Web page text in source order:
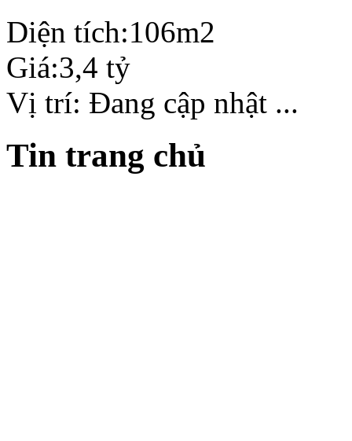
Diện tích:106m2
Giá:3,4 tỷ
Vị trí: Đang cập nhật ...
Tin trang chủ